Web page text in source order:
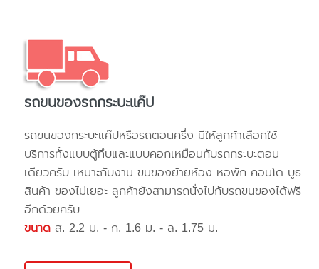
รถขนของรถกระบะแค๊ป
รถขนของกระบะแค๊ปหรือรถตอนครึ่ง มีให้ลูกค้าเลือกใช้
บริการทั้งแบบตู้ทึบและแบบคอกเหมือนกับรถกระบะตอน
เดียวครับ เหมาะกับงาน ขนของย้ายห้อง หอพัก คอนโด บูธ
สินค้า ของไม่เยอะ ลูกค้ายังสามารถนั่งไปกับรถขนของได้ฟรี
อีกด้วยครับ
ขนาด ส. 2.2 ม. - ก. 1.6 ม. - ล. 1.75 ม.